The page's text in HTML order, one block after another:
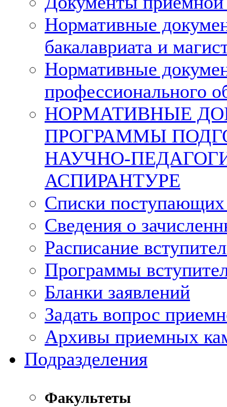
Нормативные
бакалавриата и
Нормативные
профессионального
НОРМАТИВНЫЕ
ПРОГРАММЫ
НАУЧНО-
АСПИРАНТУРЕ
Списки поступающих
Сведения о
Расписание
Программы
Бланки заявлений
Задать вопрос
Архивы приемных
Подразделения
Факультеты